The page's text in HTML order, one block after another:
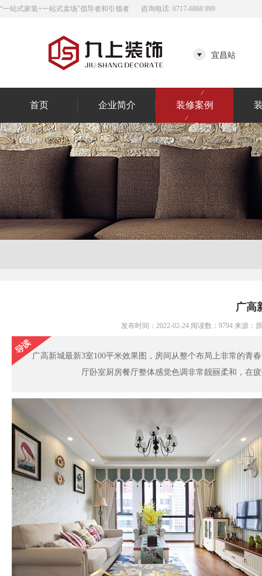
“一站式家装+一站式卖场”倡导者和引领者 咨询电话: 0717-6868 999
宜昌站
首页 企业简介 装修案例
广高
发布时间：2022-02-24 阅读数：9794 来源
广高新城最新3室100平米效果图，房间从整个布局上非常的青
厅卧室厨房餐厅整体感觉色调非常靓丽柔和，在